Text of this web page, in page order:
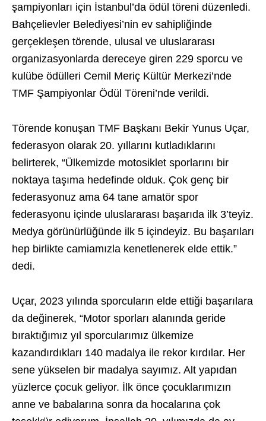
şampiyonları için İstanbul’da ödül töreni düzenledi.
Bahçelievler Belediyesi’nin ev sahipliğinde
gerçekleşen törende, ulusal ve uluslararası
organizasyonlarda dereceye giren 229 sporcu ve
kulübe ödülleri Cemil Meriç Kültür Merkezi’nde
TMF Şampiyonlar Ödül Töreni’nde verildi.
Törende konuşan TMF Başkanı Bekir Yunus Uçar,
federasyon olarak 20. yıllarını kutladıklarını
belirterek, “Ülkemizde motosiklet sporlarını bir
noktaya taşıma hedefinde olduk. Çok genç bir
federasyonuz ama 64 tane amatör spor
federasyonu içinde uluslararası başarıda ilk 3’teyiz.
Medya görünürlüğünde ilk 5 içindeyiz. Bu başarıları
hep birlikte camiamızla kenetlenerek elde ettik.”
dedi.
Uçar, 2023 yılında sporcuların elde ettiği başarılara
da değinerek, “Motor sporları alanında geride
bıraktığımız yıl sporcularımız ülkemize
kazandırdıkları 140 madalya ile rekor kırdılar. Her
sene yükselen bir madalya sayımız. Alt yapıdan
yüzlerce çocuk geliyor. İlk önce çocuklarımızın
anne ve babalarına sonra da hocalarına çok